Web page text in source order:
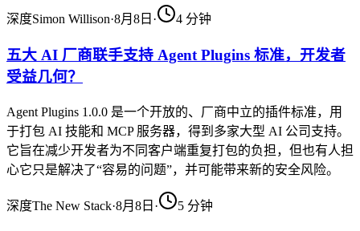
深度Simon Willison·8月8日 · 4 分钟
五大 AI 厂商联手支持 Agent Plugins 标准，开发者
受益几何？
Agent Plugins 1.0.0 是一个开放的、厂商中立的插件标准，用
于打包 AI 技能和 MCP 服务器，得到多家大型 AI 公司支持。
它旨在减少开发者为不同客户端重复打包的负担，但也有人担
心它只是解决了“容易的问题”，并可能带来新的安全风险。
深度The New Stack·8月8日 · 5 分钟